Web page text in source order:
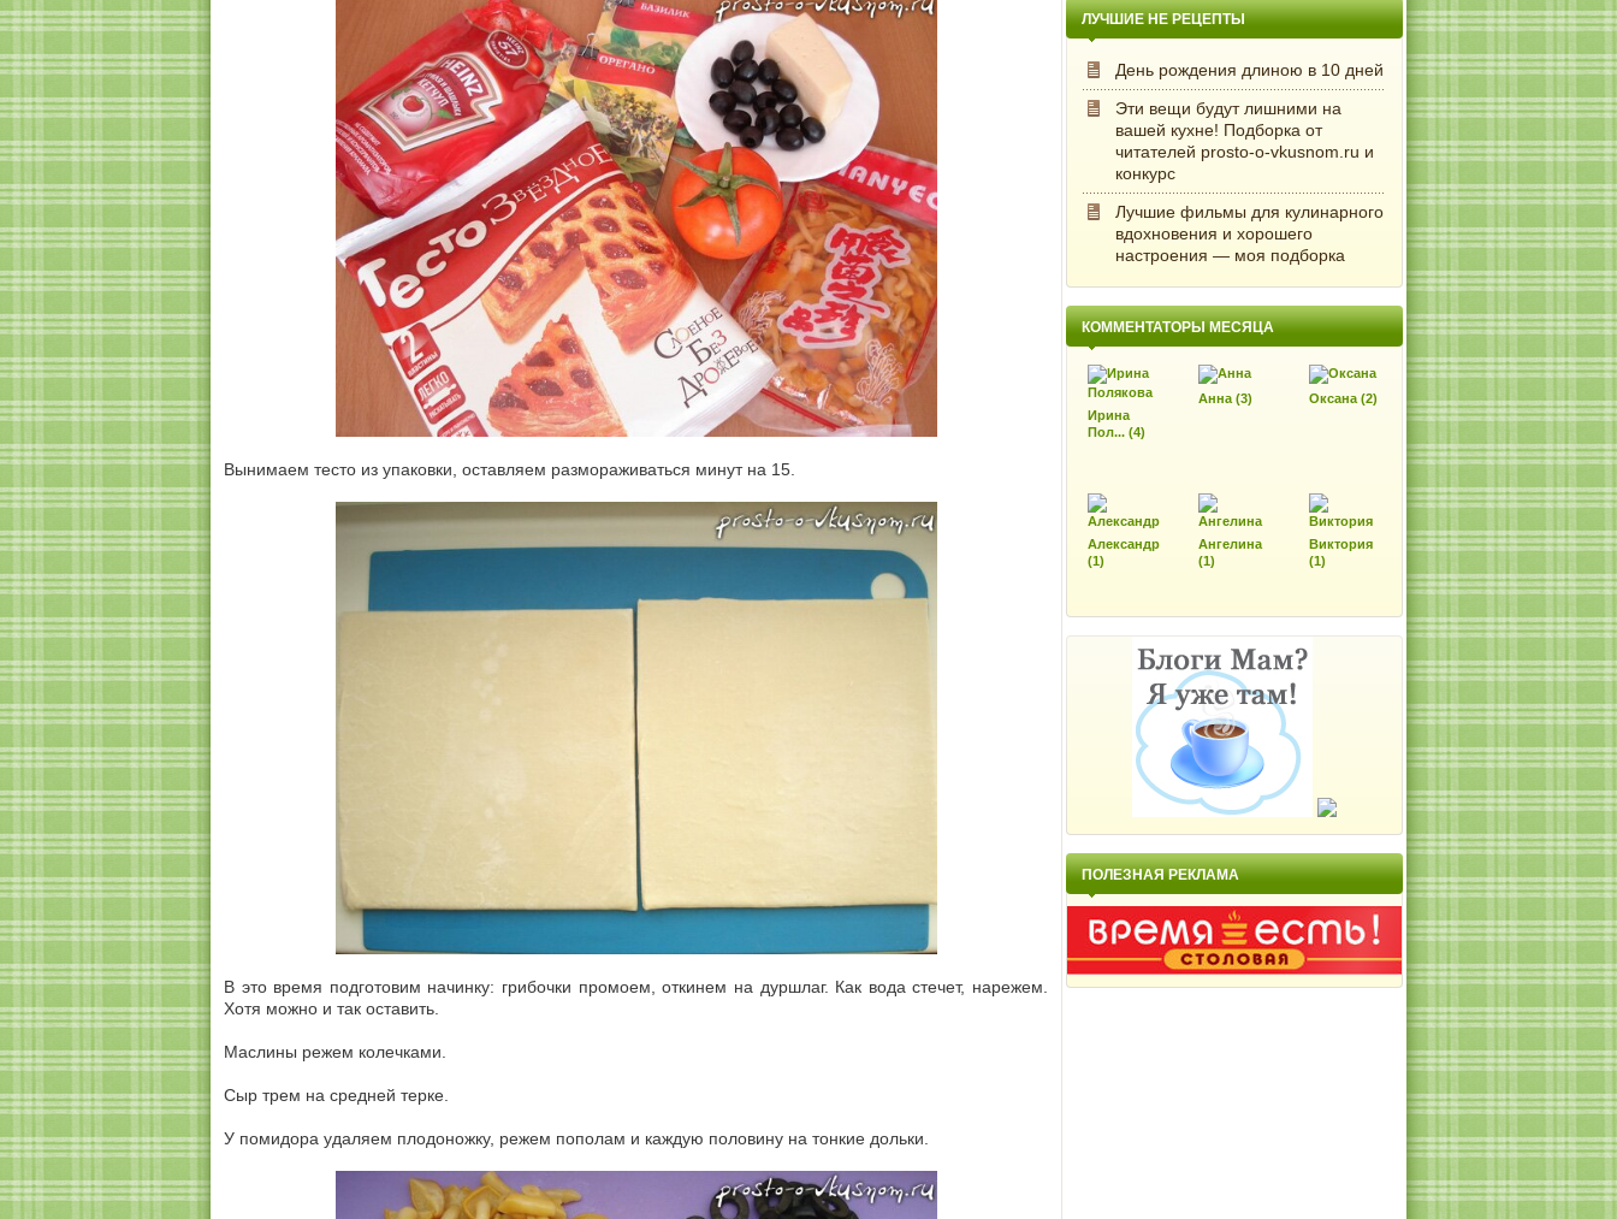
Вынимаем тесто из упаковки, оставляем размораживаться минут на 15.
В это время подготовим начинку: грибочки промоем, откинем на дуршлаг. Как вода стечет, нарежем.
Хотя можно и так оставить.
Маслины режем колечками.
Сыр трем на средней терке.
У помидора удаляем плодоножку, режем пополам и каждую половину на тонкие дольки.
ЛУЧШИЕ НЕ РЕЦЕПТЫ
День рождения длиною в 10 дней
Эти вещи будут лишними на
вашей кухне! Подборка от
читателей prosto-o-vkusnom.ru и
конкурс
Лучшие фильмы для кулинарного
вдохновения и хорошего
настроения — моя подборка
КОММЕНТАТОРЫ МЕСЯЦА
Ирина
Пол... (4)
Анна (3) Оксана (2)
Александр
(1)
Ангелина
(1)
Виктория
(1)
ПОЛЕЗНАЯ РЕКЛАМА